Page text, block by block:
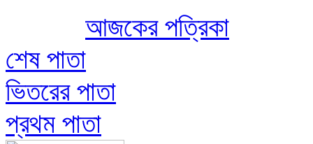
আজকের পত্রিকা
শেষ পাতা
ভিতরের পাতা
প্রথম পাতা